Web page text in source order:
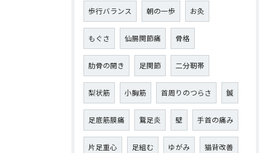
歩行バランス 朝の一歩 お灸
もぐさ 仙腸関節痛 骨格
肋骨の開き 足関節 二分靭帯
梨状筋 小胸筋 首周りのつらさ 鍼
足底筋膜痛 鵞足炎 壁 手首の痛み
片足重心 足組む ゆがみ 猫背改善